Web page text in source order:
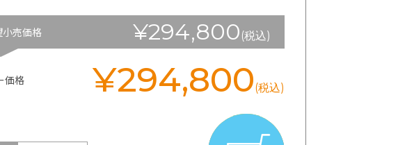
小売価格 ¥294,800 (税込)
価格 ¥294,800(税込)